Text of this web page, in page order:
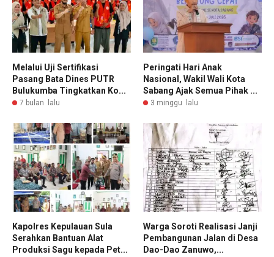
Melalui Uji Sertifikasi
Pasang Bata Dines PUTR
Bulukumba Tingkatkan Ko...
7 bulan lalu
Peringati Hari Anak
Nasional, Wakil Wali Kota
Sabang Ajak Semua Pihak ...
3 minggu lalu
Kapolres Kepulauan Sula
Serahkan Bantuan Alat
Produksi Sagu kepada Pet...
Warga Soroti Realisasi Janji
Pembangunan Jalan di Desa
Dao-Dao Zanuwo,...